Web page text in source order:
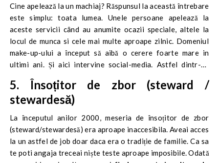
Cine apelează la un machiaj? Răspunsul la această întrebare
este simplu: toata lumea. Unele persoane apelează la
aceste servicii când au anumite ocazii speciale, altele la
locul de munca si cele mai multe aproape zilnic. Domeniul
make-up-ului a început să aibă o cerere foarte mare in
ultimi ani. Și aici intervine social-media. Astfel dintr-un
5. Însoțitor de zbor (steward /
stewardesă)
La începutul anilor 2000, meseria de însoțitor de zbor
(steward/stewardesă) era aproape inaccesibila. Aveai acces
la un astfel de job doar daca era o tradiție de familie. Ca sa
te poti angaja treceai niște teste aproape imposibile. Odată